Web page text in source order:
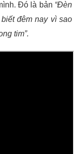
Đó là bản “Đèn
biết đêm nay vì sao
tim”.